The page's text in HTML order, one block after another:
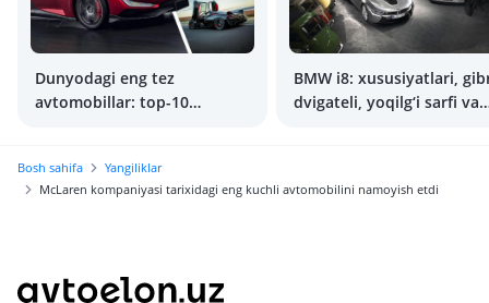
Dunyodagi eng tez
avtomobillar: top-10
BMW i8: xususiyatlari,
dvigateli, yoqilg‘i sarfi va
Bosh sahifa
Yangiliklar
McLaren kompaniyasi tarixidagi eng kuchli avtomobilini namoyish etdi